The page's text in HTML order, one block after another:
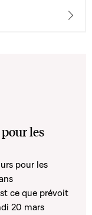
le 7 novembre
les
pour les
ce que prévoit
20 mars